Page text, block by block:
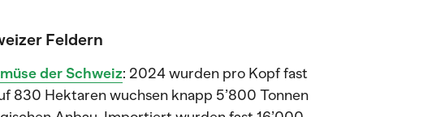
Feldern
der Schweiz: 2024 wurden pro Kopf fast
830 Hektaren wuchsen knapp 5’800 Tonnen